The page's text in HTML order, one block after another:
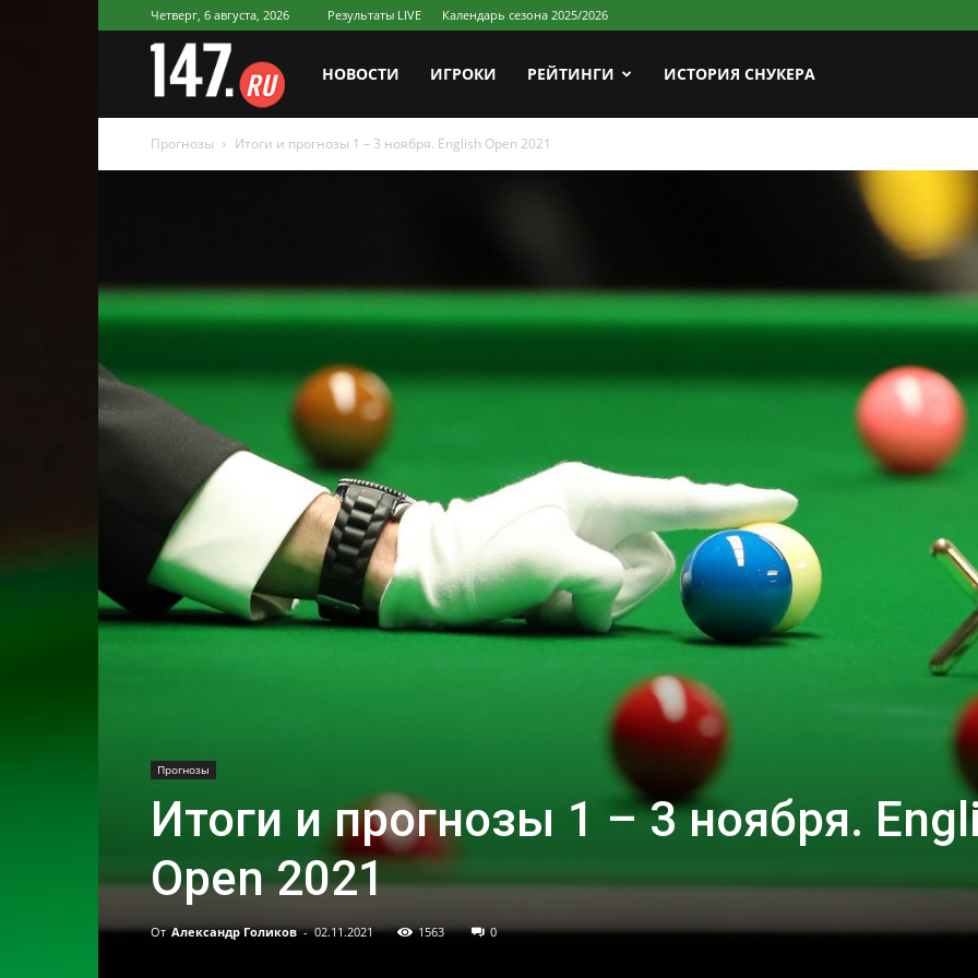
Четверг, 6 августа, 2026 Результаты LIVE Календарь сезона 2025/2026
147.ru
НОВОСТИ ИГРОКИ РЕЙТИНГИ ИСТОРИЯ СНУКЕРА
Прогнозы Итоги и прогнозы 1 – 3 ноября. English Open 2021
Прогнозы
Итоги и прогнозы 1 – 3 ноября.
Open 2021
От Александр Голиков - 02.11.2021 1563 0